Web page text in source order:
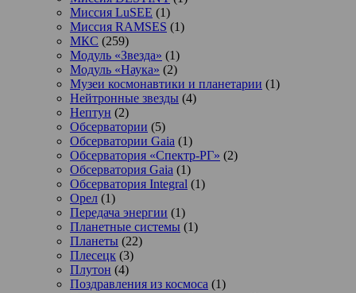
Миссия LuSEE (1)
Миссия RAMSES (1)
МКС (259)
Модуль «Звезда» (1)
Модуль «Наука» (2)
Музеи космонавтики и планетарии (1)
Нейтронные звезды (4)
Нептун (2)
Обсерватории (5)
Обсерватории Gaia (1)
Обсерватория «Спектр-РГ» (2)
Обсерватория Gaia (1)
Обсерватория Integral (1)
Орел (1)
Передача энергии (1)
Планетные системы (1)
Планеты (22)
Плесецк (3)
Плутон (4)
Поздравления из космоса (1)